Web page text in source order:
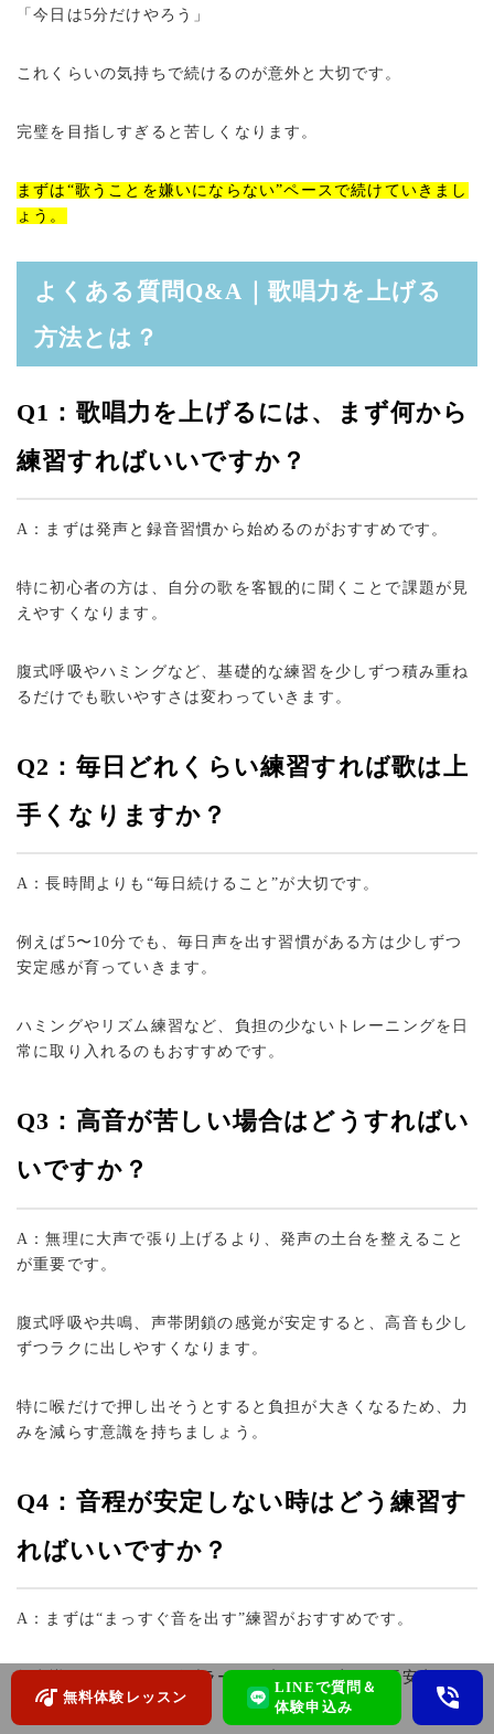
「今日は5分だけやろう」
これくらいの気持ちで続けるのが意外と大切です。
完璧を目指しすぎると苦しくなります。
まずは“歌うことを嫌いにならない”ペースで続けていきまし
ょう。
よくある質問Q&A｜歌唱力を上げる
方法とは？
Q1：歌唱力を上げるには、まず何から
練習すればいいですか？
A：まずは発声と録音習慣から始めるのがおすすめです。
特に初心者の方は、自分の歌を客観的に聞くことで課題が見
えやすくなります。
腹式呼吸やハミングなど、基礎的な練習を少しずつ積み重ね
るだけでも歌いやすさは変わっていきます。
Q2：毎日どれくらい練習すれば歌は上
手くなりますか？
A：長時間よりも“毎日続けること”が大切です。
例えば5〜10分でも、毎日声を出す習慣がある方は少しずつ
安定感が育っていきます。
ハミングやリズム練習など、負担の少ないトレーニングを日
常に取り入れるのもおすすめです。
Q3：高音が苦しい場合はどうすればい
いですか？
A：無理に大声で張り上げるより、発声の土台を整えること
が重要です。
腹式呼吸や共鳴、声帯閉鎖の感覚が安定すると、高音も少し
ずつラクに出しやすくなります。
特に喉だけで押し出そうとすると負担が大きくなるため、力
みを減らす意識を持ちましょう。
Q4：音程が安定しない時はどう練習す
ればいいですか？
A：まずは“まっすぐ音を出す”練習がおすすめです。
無意識のしゃくりやビブラートが入ると、音程が不安定にな
りやすくなります。
無料体験レッスン
LINEで質問＆
体験申込み